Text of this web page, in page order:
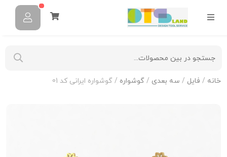
خانه / فایل / سه بعدی / گوشواره / گوشواره ایرانی کد 01